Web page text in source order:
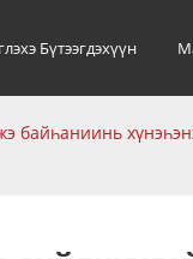
Бүтээгдэхүүн
байһаниинь